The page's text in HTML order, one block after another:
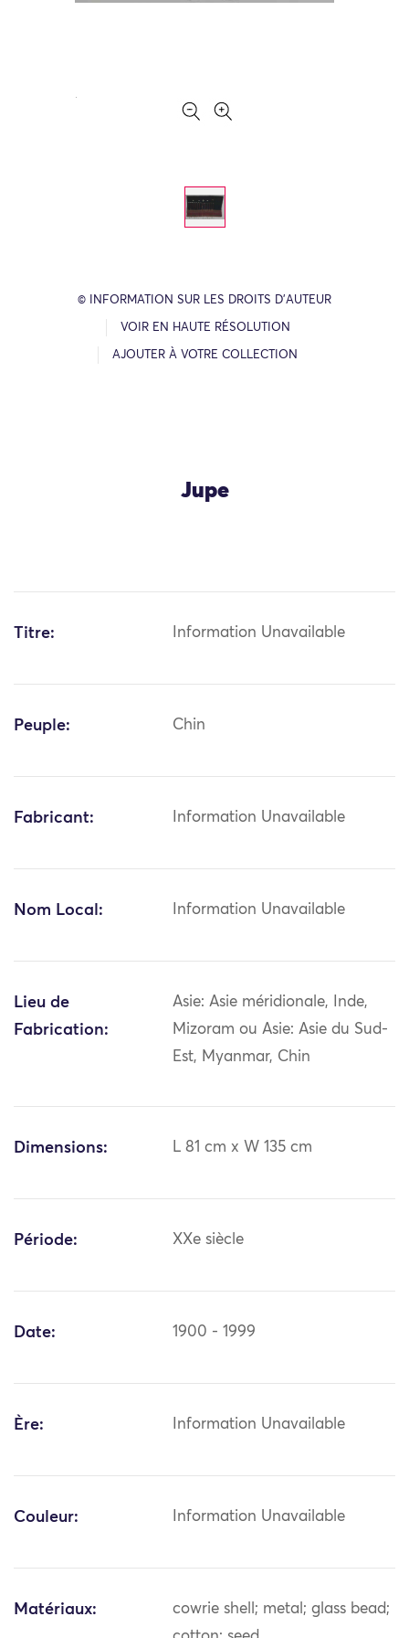
© INFORMATION SUR LES DROITS D’AUTEUR
VOIR EN HAUTE RÉSOLUTION
AJOUTER À VOTRE COLLECTION
Jupe
Titre: Information Unavailable
Peuple: Chin
Fabricant: Information Unavailable
Nom Local: Information Unavailable
Lieu de
Fabrication:
Asie: Asie méridionale, Inde,
Mizoram ou Asie: Asie du Sud-
Est, Myanmar, Chin
Dimensions: L 81 cm x W 135 cm
Période: XXe siècle
Date: 1900 - 1999
Ère: Information Unavailable
Couleur: Information Unavailable
Matériaux:
cowrie shell; metal; glass bead;